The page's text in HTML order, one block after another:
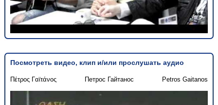
Посмотреть видео, клип и/или прослушать аудио
Πέτρος Γαϊτάνος Петрос Гайтанос Petros Gaitanos